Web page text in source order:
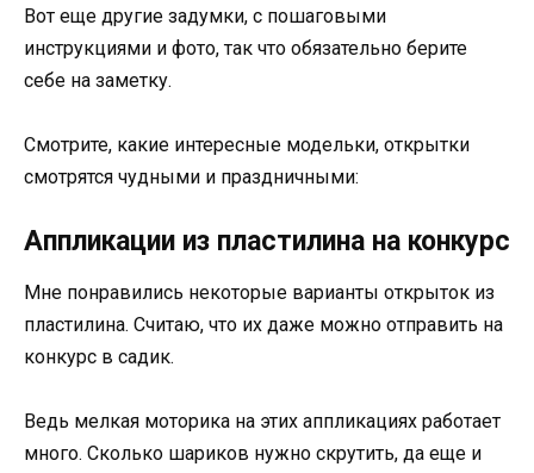
Вот еще другие задумки, с пошаговыми
инструкциями и фото, так что обязательно берите
себе на заметку.
Смотрите, какие интересные модельки, открытки
смотрятся чудными и праздничными:
Аппликации из пластилина на конкурс
Мне понравились некоторые варианты открыток из
пластилина. Считаю, что их даже можно отправить на
конкурс в садик.
Ведь мелкая моторика на этих аппликациях работает
много. Сколько шариков нужно скрутить, да еще и